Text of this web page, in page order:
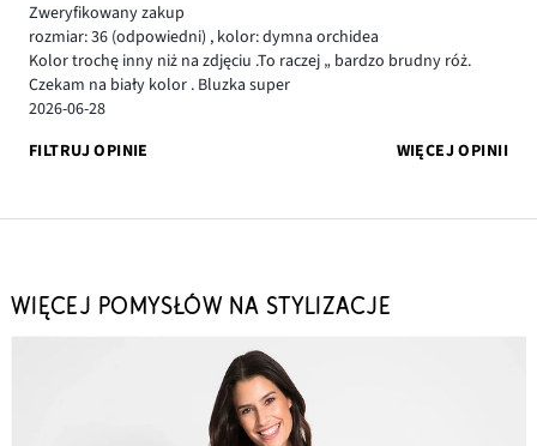
Zweryfikowany zakup
rozmiar: 36 (odpowiedni) , kolor: dymna orchidea
Kolor trochę inny niż na zdjęciu .To raczej „ bardzo brudny róż.
Czekam na biały kolor . Bluzka super
2026-06-28
FILTRUJ OPINIE
WIĘCEJ OPINII
WIĘCEJ POMYSŁÓW NA STYLIZACJE